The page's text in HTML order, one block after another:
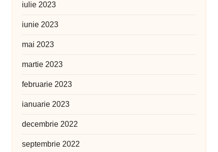
iulie 2023
iunie 2023
mai 2023
martie 2023
februarie 2023
ianuarie 2023
decembrie 2022
septembrie 2022